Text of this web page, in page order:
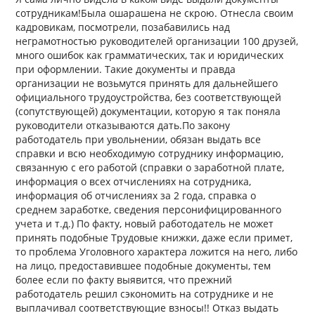
сотрудникам!Была ошарашена не скрою. Отнесла своим
кадровикам, посмотрели, позабавились над
неграмотностью руководителей организации 100 друзей,
много ошибок как грамматических, так и юридических
при оформлении. Такие документы и правда
организации не возьмутся принять для дальнейшего
официального трудоустройства, без соответствующей
(сопутствующей) документации, которую я так поняла
руководители отказываются дать.По закону
работодатель при увольнении, обязан выдать все
справки и всю необходимую сотруднику информацию,
связанную с его работой (справки о заработной плате,
информация о всех отчислениях на сотрудника,
информация об отчислениях за 2 года, справка о
среднем заработке, сведения персонифицированного
учета и т.д.) По факту, новый работодатель не может
принять подобные Трудовые книжки, даже если примет,
то проблема Уголовного характера ложится на него, либо
на лицо, предоставившее подобные документы, тем
более если по факту выявится, что прежний
работодатель решил сэкономить на сотруднике и не
выплачивал соответствующие взносы!! Отказ выдать